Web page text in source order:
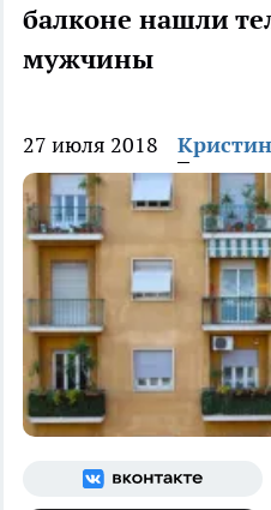
балконе нашли
мужчины
27 июля 2018